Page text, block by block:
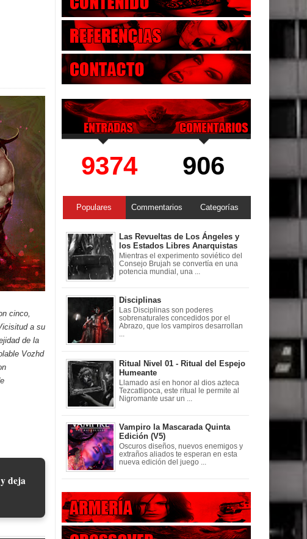
cinco,
a su
de la
Vozhd
deja
9374 906
Populares Commentarios Categorías
Las Revueltas de Los Ángeles y
los Estados Libres Anarquistas
Mientras el experimento soviético del
Consejo Brujah se convertía en una
potencia mundial, una ...
Disciplinas
Las Disciplinas son poderes
sobrenaturales concedidos por el
Abrazo, que los vampiros desarrollan
Ritual Nivel 01 - Ritual del Espejo
Humeante
Llamado así en honor al dios azteca
Tezcatlipoca, este ritual le permite al
Nigromante usar un ...
Vampiro la Mascarada Quinta
Edición (V5)
Oscuros diseños, nuevos enemigos y
extraños aliados te esperan en esta
nueva edición del juego ...